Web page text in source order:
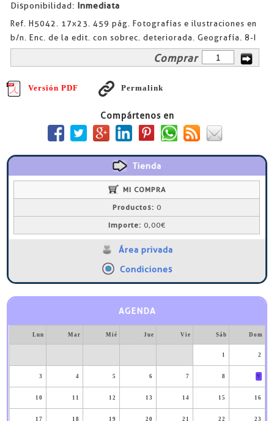
Disponibilidad: Inmediata
Ref. H5042. 17x23. 459 pág. Fotografías e ilustraciones en
b/n. Enc. de la edit. con sobrec. deteriorada. Geografía. 8-I
Comprar
Versión PDF Permalink
Compártenos en
Tienda
MI COMPRA
Productos: 0
Importe: 0,00€
Área privada
Condiciones
AGENDA
Lun Mar Mié Jue Vie Sáb Dom
1 2
3 4 5 6 7 8 9
10 11 12 13 14 15 16
17 18 19 20 21 22 23